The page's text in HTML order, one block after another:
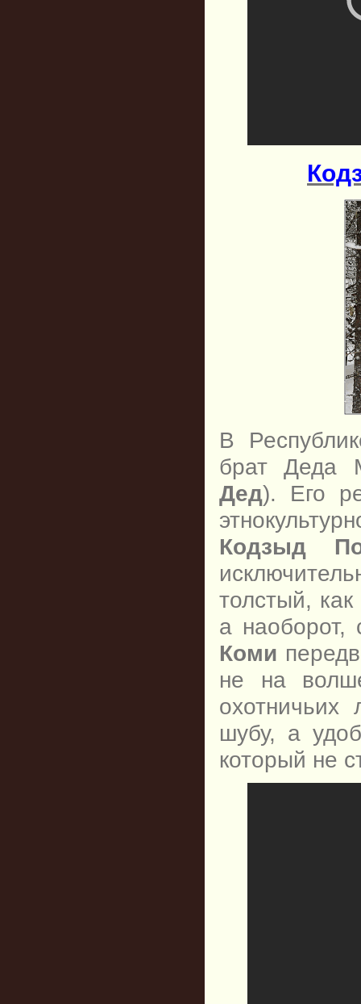
В
брат
Дед). Его
Кодзыд
толстый,
а наоборот,
Коми
не на
шубу, а
который не